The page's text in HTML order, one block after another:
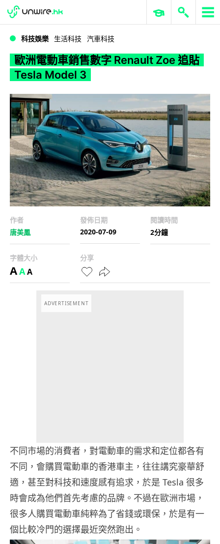
WWDC 2026 ERP 與商業 AI
科技娛樂 生活科技 汽車科技
歐洲電動車銷售數字 Renault Zoe 追貼
Tesla Model 3
作者
唐美鳳
發佈日期
2020-07-09
閱讀時間
2分鐘
字體大小
AAA
分享
ADVERTISEMENT
不同市場的消費者，對電動車的需求和定位都各有
不同，會購買電動車的香港車主，往往講究豪華舒
適，甚至對科技和速度感有追求，於是 Tesla 很多
時會成為他們首先考慮的品牌。不過在歐洲市場，
很多人購買電動車純粹為了省錢或環保，於是有一
個比較冷門的選擇最近突然跑出。